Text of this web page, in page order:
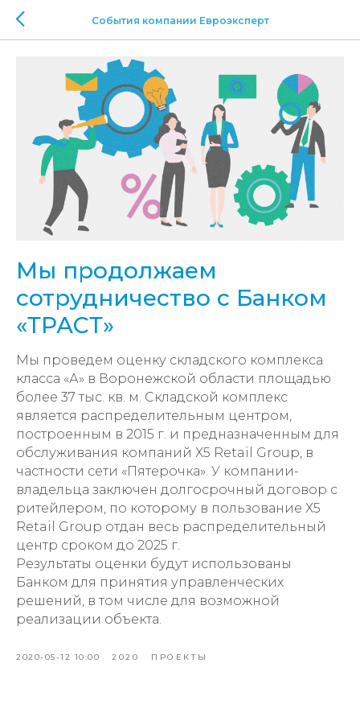
События компании Евроэксперт
Мы продолжаем
сотрудничество с Банком
«ТРАСТ»
Мы проведем оценку складского комплекса
класса «А» в Воронежской области площадью
более 37 тыс. кв. м. Складской комплекс
является распределительным центром,
построенным в 2015 г. и предназначенным для
обслуживания компаний Х5 Retail Group, в
частности сети «Пятерочка». У компании-
владельца заключен долгосрочный договор с
ритейлером, по которому в пользование Х5
Retail Group отдан весь распределительный
центр сроком до 2025 г.
Результаты оценки будут использованы
Банком для принятия управленческих
решений, в том числе для возможной
реализации объекта.
2020-05-12 10:00 2020 ПРОЕКТЫ